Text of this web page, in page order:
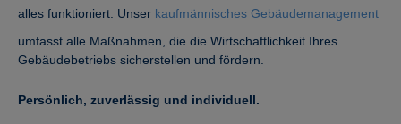
alles funktioniert. Unser kaufmännisches Gebäudemanagement
umfasst alle Maßnahmen, die die Wirtschaftlichkeit Ihres
Gebäudebetriebs sicherstellen und fördern.
Persönlich, zuverlässig und individuell.